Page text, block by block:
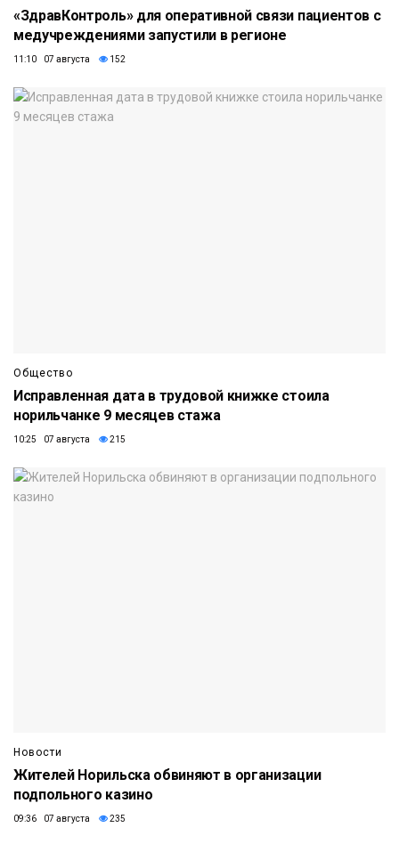
«ЗдравКонтроль» для оперативной связи пациентов с
медучреждениями запустили в регионе
11:10 07 августа 152
Общество
Исправленная дата в трудовой книжке стоила
норильчанке 9 месяцев стажа
10:25 07 августа 215
Новости
Жителей Норильска обвиняют в организации
подпольного казино
09:36 07 августа 235